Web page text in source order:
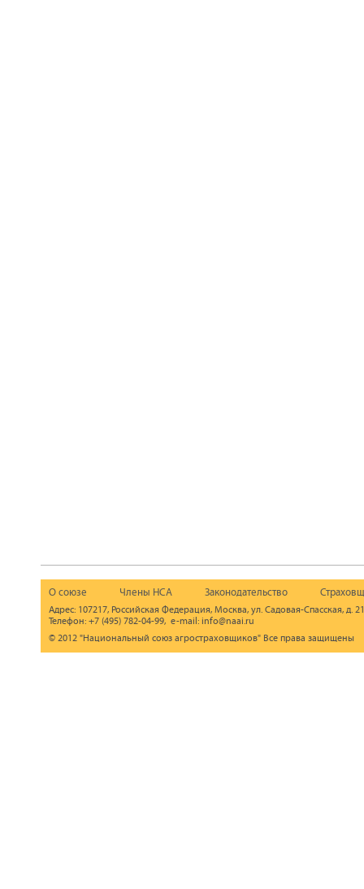
О союзе Члены НСА Законодательство
Адрес: 107217, Российская Федерация, Москва, ул. Садовая-Спасская, д.
Телефон: +7 (495) 782-04-99, e-mail: info@naai.ru
© 2012 "Национальный союз агростраховщиков" Все права защищены